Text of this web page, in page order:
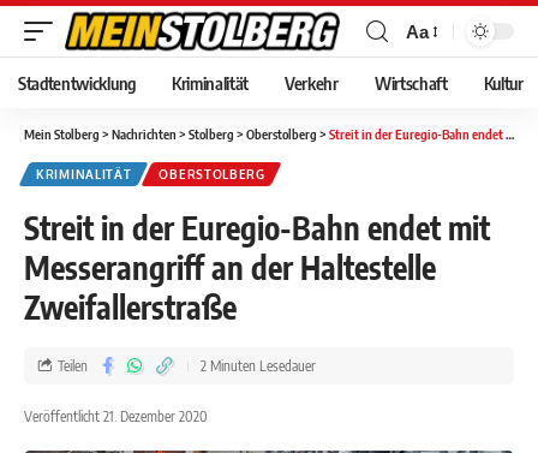
Aa
Stadtentwicklung Kriminalität Verkehr Wirtschaft Kultur
Mein Stolberg > Nachrichten > Stolberg > Oberstolberg > Streit in der Euregio-Bahn endet mit Messerangriff an der Haltestelle Zweifallerstraße
KRIMINALITÄT OBERSTOLBERG
Streit in der Euregio-Bahn endet mit
Messerangriff an der Haltestelle
Zweifallerstraße
Veröffentlicht 21. Dezember 2020
Teilen 2 Minuten Lesedauer